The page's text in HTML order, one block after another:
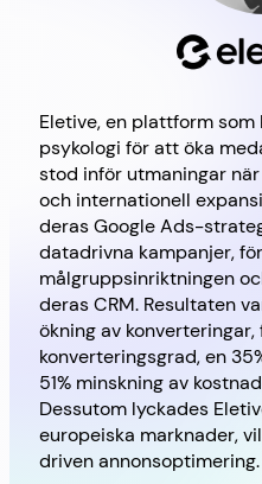
Eletive, en plattform
psykologi för att öka
stod inför utmaningar
och internationell
deras Google Ads-
datadrivna kampanjer,
målgruppsinriktningen
deras CRM. Resultaten
ökning av
konverteringsgrad, en
51% minskning av
Dessutom lyckades
europeiska marknader,
driven annonsoptimering.